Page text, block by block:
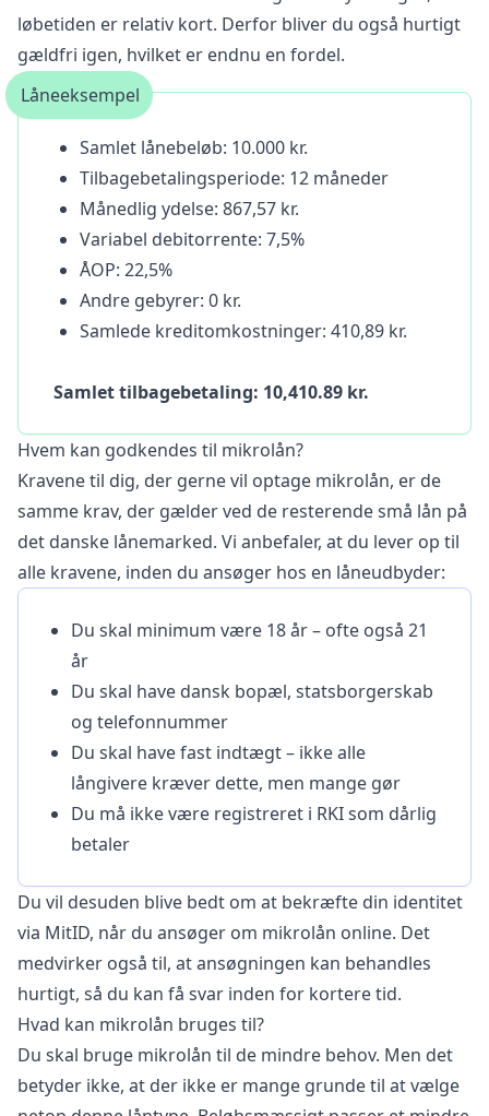
løbetiden er relativ kort. Derfor bliver du også hurtigt
gældfri igen, hvilket er endnu en fordel.
Låneeksempel
Samlet lånebeløb: 10.000 kr.
Tilbagebetalingsperiode: 12 måneder
Månedlig ydelse: 867,57 kr.
Variabel debitorrente: 7,5%
ÅOP: 22,5%
Andre gebyrer: 0 kr.
Samlede kreditomkostninger: 410,89 kr.
Samlet tilbagebetaling: 10,410.89 kr.
Hvem kan godkendes til mikrolån?
Kravene til dig, der gerne vil optage mikrolån, er de
samme krav, der gælder ved de resterende små lån på
det danske lånemarked. Vi anbefaler, at du lever op til
alle kravene, inden du ansøger hos en låneudbyder:
Du skal minimum være 18 år – ofte også 21
år
Du skal have dansk bopæl, statsborgerskab
og telefonnummer
Du skal have fast indtægt – ikke alle
långivere kræver dette, men mange gør
Du må ikke være registreret i RKI som dårlig
betaler
Du vil desuden blive bedt om at bekræfte din identitet
via MitID, når du ansøger om mikrolån online. Det
medvirker også til, at ansøgningen kan behandles
hurtigt, så du kan få svar inden for kortere tid.
Hvad kan mikrolån bruges til?
Du skal bruge mikrolån til de mindre behov. Men det
betyder ikke, at der ikke er mange grunde til at vælge